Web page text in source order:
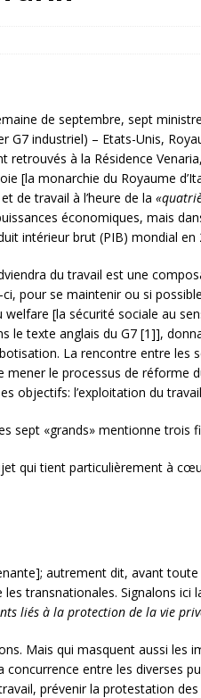
de mauvais
la Police militaire
de septembre, sept
G7 industriel) – Etats-Unis,
retrouvés à la Résidence
[la monarchie du Royaume
de travail à l’heure de la
économiques, mais
intérieur brut (PIB) mondial en
du travail est une
pour se maintenir ou si
[la sécurité sociale au
le texte anglais du G7 [1]],
La rencontre entre les
mener le processus de réforme
objectifs: l’exploitation du
sept «grands» mentionne trois
qui tient particulièrement à
autrement dit, avant
transnationales. Signalons ici
liés à la protection de la vie
Mais qui masquent aussi les
entre les diverses
prévenir la protestation